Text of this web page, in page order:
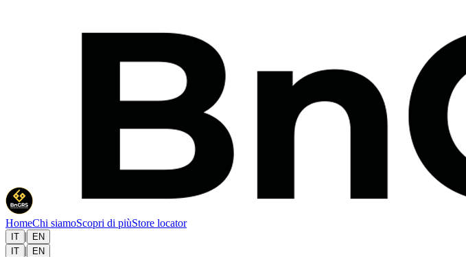
HomeChi siamoScopri di piùStore locator
IT |
EN
IT | EN